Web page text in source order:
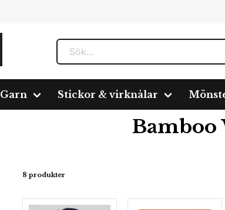
Garn Stickor & virknålar
Bamboo Wool
Bamboo
8 produkter